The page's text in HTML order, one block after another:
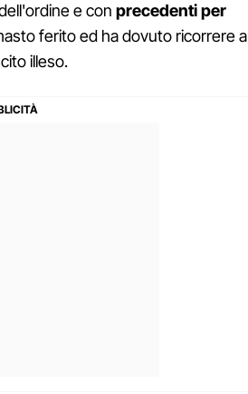
e con precedenti per
ferito ed ha dovuto ricorrere a
illeso.